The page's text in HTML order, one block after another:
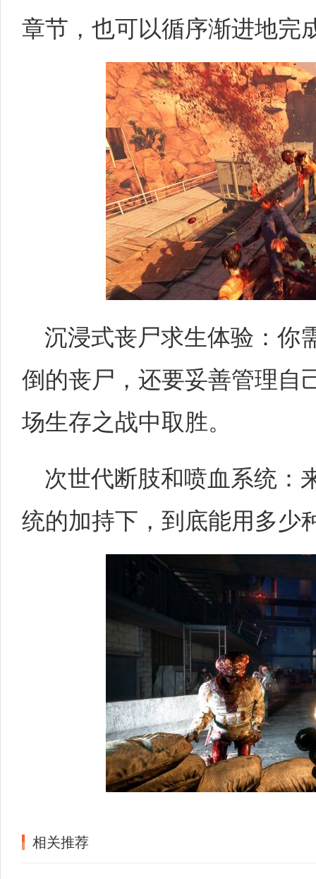
章节，也可以循序渐进地完
沉浸式丧尸求生体验：你
倒的丧尸，还要妥善管理自
场生存之战中取胜。
次世代断肢和喷血系统：
统的加持下，到底能用多少
相关推荐